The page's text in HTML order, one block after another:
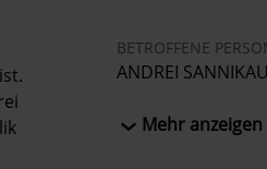
BETROFFENE
ANDREI
Mehr anzeigen